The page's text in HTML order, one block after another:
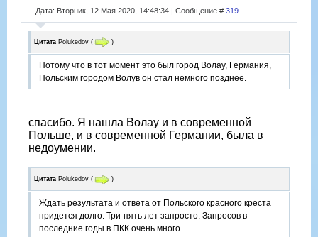
Дата: Вторник, 12 Мая 2020, 14:48:34 | Сообщение # 319
Цитата Polukedov ( )
Потому что в тот момент это был город Волау, Германия,
Польским городом Волув он стал немного позднее.
спасибо. Я нашла Волау и в современной
Польше, и в современной Германии, была в
недоумении.
Цитата Polukedov ( )
Ждать результата и ответа от Польского красного креста
придется долго. Три-пять лет запросто. Запросов в
последние годы в ПКК очень много.